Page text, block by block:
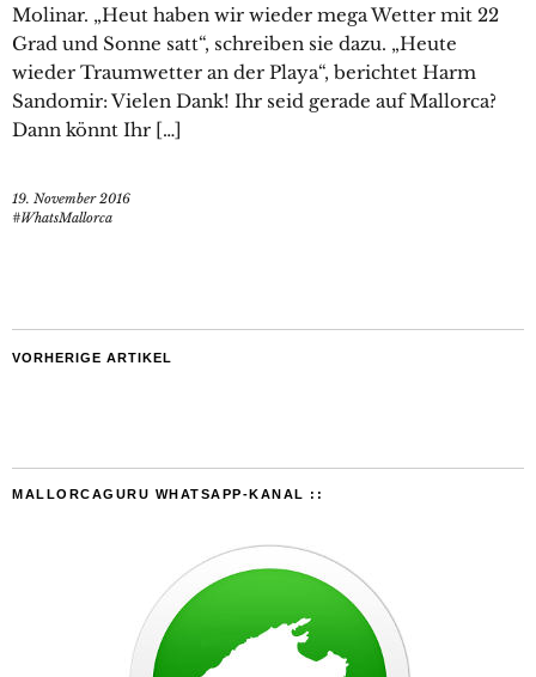
Molinar. „Heut haben wir wieder mega Wetter mit 22
Grad und Sonne satt“, schreiben sie dazu. „Heute
wieder Traumwetter an der Playa“, berichtet Harm
Sandomir: Vielen Dank! Ihr seid gerade auf Mallorca?
Dann könnt Ihr […]
19. November 2016
#WhatsMallorca
VORHERIGE ARTIKEL
MALLORCAGURU WHATSAPP-KANAL ::